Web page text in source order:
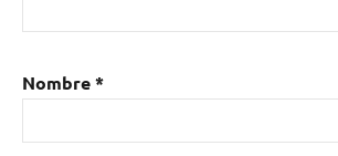
Nombre*